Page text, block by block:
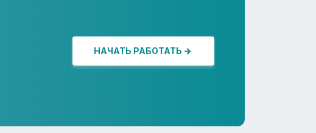
НАЧАТЬ РАБОТАТЬ